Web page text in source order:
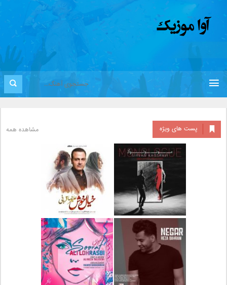
پست های ویژه مشاهده همه
دانلود آلبوم جدید سیروان
خسروی بنام مونولوگ
دانلود آهنگ جدید علیرضا
قربانی بنام خیال خوش